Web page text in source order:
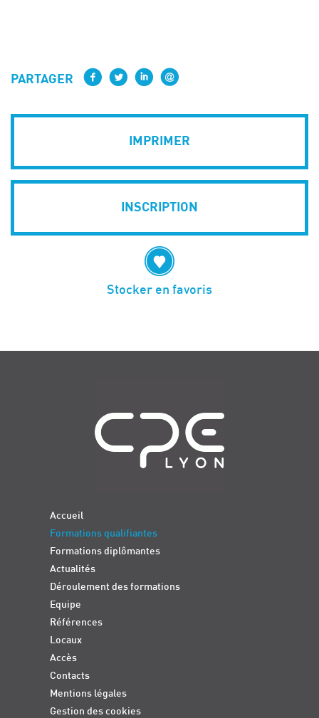
PARTAGER
IMPRIMER
INSCRIPTION
Stocker en favoris
Accueil
Formations qualifiantes
Formations diplômantes
Actualités
Déroulement des formations
Equipe
Références
Locaux
Accès
Contacts
Mentions légales
Gestion des cookies